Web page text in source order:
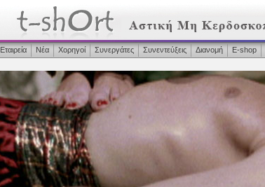
Εταιρεία Νέα Χορηγοί Συνεργάτες Συνεντεύξεις Διανομή Ε-shop